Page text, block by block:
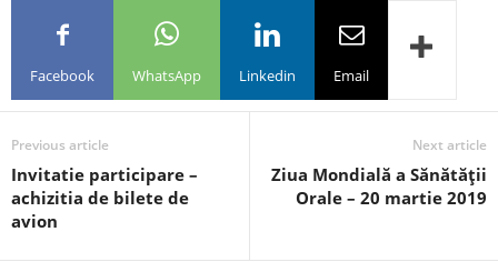
Facebook WhatsApp Linkedin Email
Previous article
Invitatie participare –
achizitia de bilete de
avion
Next article
Ziua Mondială a Sănătăţii
Orale – 20 martie 2019